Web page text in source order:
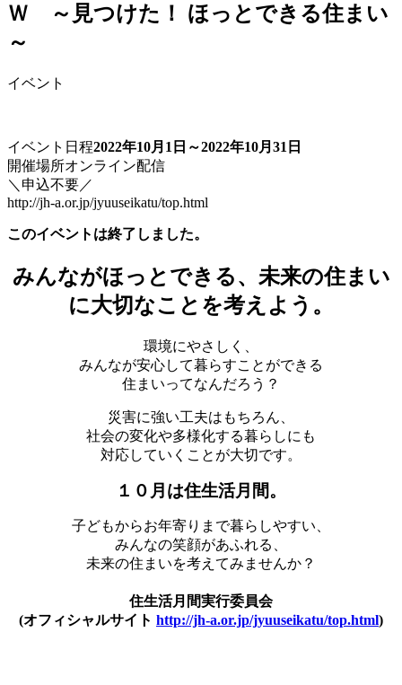
Ｗ ～見つけた！ ほっとできる住まい
～
イベント
イベント日程2022年10月1日～2022年10月31日
開催場所オンライン配信
＼申込不要／
http://jh-a.or.jp/jyuuseikatu/top.html
このイベントは終了しました。
みんながほっとできる、未来の住まい
に大切なことを考えよう。
環境にやさしく、
みんなが安心して暮らすことができる
住まいってなんだろう？
災害に強い工夫はもちろん、
社会の変化や多様化する暮らしにも
対応していくことが大切です。
１０月は住生活月間。
子どもからお年寄りまで暮らしやすい、
みんなの笑顔があふれる、
未来の住まいを考えてみませんか？
住生活月間実行委員会
(オフィシャルサイト http://jh-a.or.jp/jyuuseikatu/top.html)